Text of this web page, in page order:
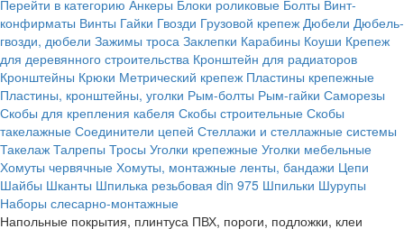
Перейти в категорию Анкеры Блоки роликовые Болты Винт-
конфирматы Винты Гайки Гвозди Грузовой крепеж Дюбели Дюбель-
гвозди, дюбели Зажимы троса Заклепки Карабины Коуши Крепеж
для деревянного строительства Кронштейн для радиаторов
Кронштейны Крюки Метрический крепеж Пластины крепежные
Пластины, кронштейны, уголки Рым-болты Рым-гайки Саморезы
Скобы для крепления кабеля Скобы строительные Скобы
такелажные Соединители цепей Стеллажи и стеллажные системы
Такелаж Талрепы Тросы Уголки крепежные Уголки мебельные
Хомуты червячные Хомуты, монтажные ленты, бандажи Цепи
Шайбы Шканты Шпилька резьбовая din 975 Шпильки Шурупы
Наборы слесарно-монтажные
Напольные покрытия, плинтуса ПВХ, пороги, подложки, клеи